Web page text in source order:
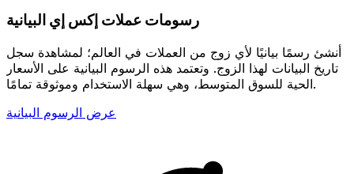
رسومات عملات إكس إي البيانية
أنشئ رسمًا بيانيًا لأي زوج من العملات في العالم؛ لمشاهدة سجل
تاريخ البيانات لهذا الزوج. وتعتمد هذه الرسوم البيانية على الأسعار
الحية للسوق المتوسط، وهي سهلة الاستخدام وموثوقة تمامًا.
عرض الرسوم البيانية